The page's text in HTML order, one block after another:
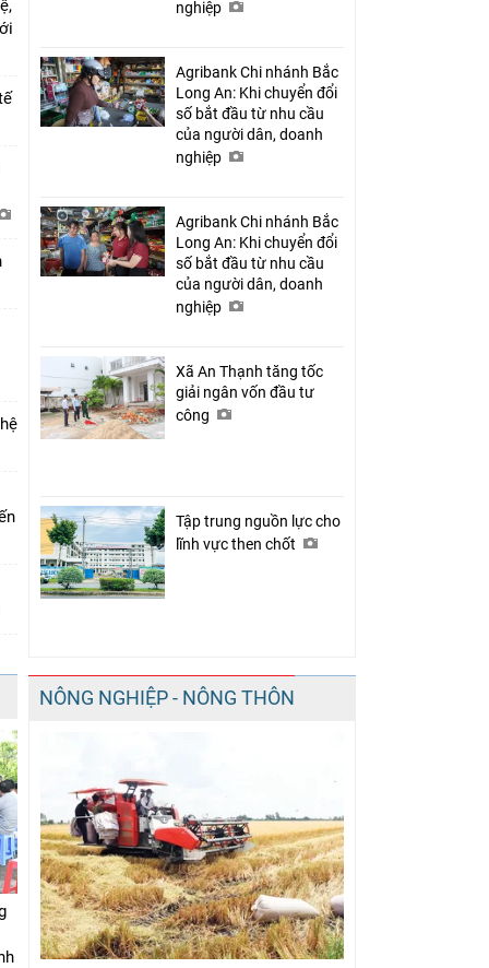
nghiệp
Agribank Chi nhánh Bắc
Long An: Khi chuyển đổi
số bắt đầu từ nhu cầu
của người dân, doanh
nghiệp
Agribank Chi nhánh Bắc
Long An: Khi chuyển đổi
số bắt đầu từ nhu cầu
của người dân, doanh
nghiệp
Xã An Thạnh tăng tốc
giải ngân vốn đầu tư
công
Tập trung nguồn lực cho
lĩnh vực then chốt
NÔNG NGHIỆP - NÔNG THÔN